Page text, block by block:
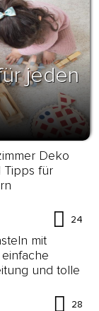
jeden
Deko
Tipps für
24
mit
und tolle
28